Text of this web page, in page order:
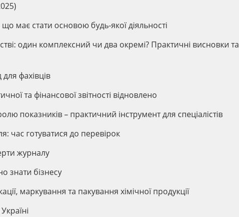
має стати основою будь-якої діяльності
один комплексний чи два окремі? Практичні висновки та
фахівців
та фінансової звітності відновлено
показників – практичний інструмент для спеціалістів
час готуватися до перевірок
журналу
знати бізнесу
маркування та пакування хімічної продукції